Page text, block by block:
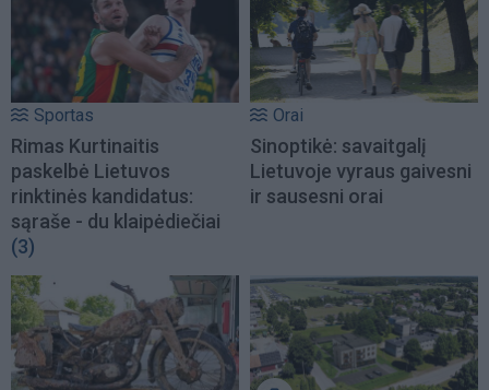
Sportas
Rimas Kurtinaitis
paskelbė Lietuvos
rinktinės kandidatus:
sąraše - du klaipėdiečiai
(3)
Orai
Sinoptikė: savaitgalį
Lietuvoje vyraus gaivesni
ir sausesni orai